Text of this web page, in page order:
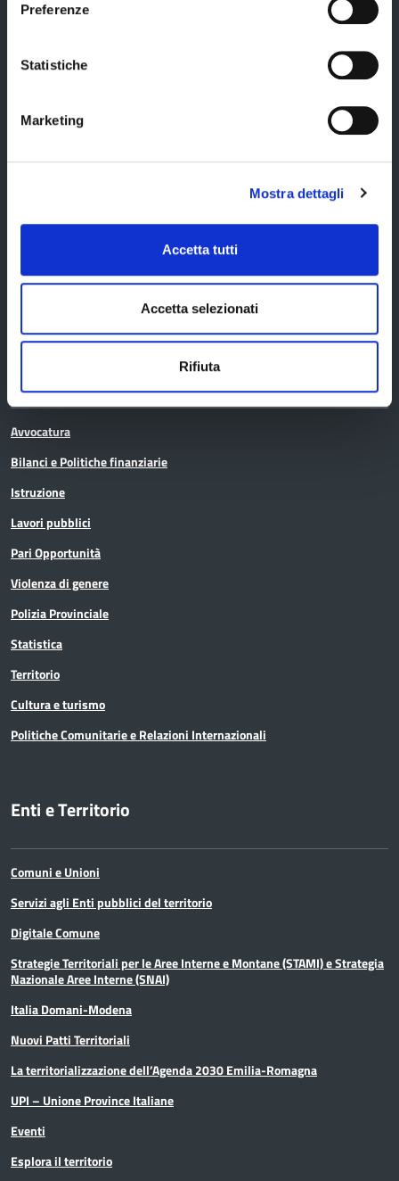
Preferenze
Statistiche
Marketing
Mostra dettagli
Accetta tutti
Accetta selezionati
Rifiuta
La Provincia informa
Albo pretorio
Avvocatura
Bilanci e Politiche finanziarie
Istruzione
Lavori pubblici
Pari Opportunità
Violenza di genere
Polizia Provinciale
Statistica
Territorio
Cultura e turismo
Politiche Comunitarie e Relazioni Internazionali
Enti e Territorio
Comuni e Unioni
Servizi agli Enti pubblici del territorio
Digitale Comune
Strategie Territoriali per le Aree Interne e Montane (STAMI) e Strategia
Nazionale Aree Interne (SNAI)
Italia Domani-Modena
Nuovi Patti Territoriali
La territorializzazione dell’Agenda 2030 Emilia-Romagna
UPI – Unione Province Italiane
Eventi
Esplora il territorio